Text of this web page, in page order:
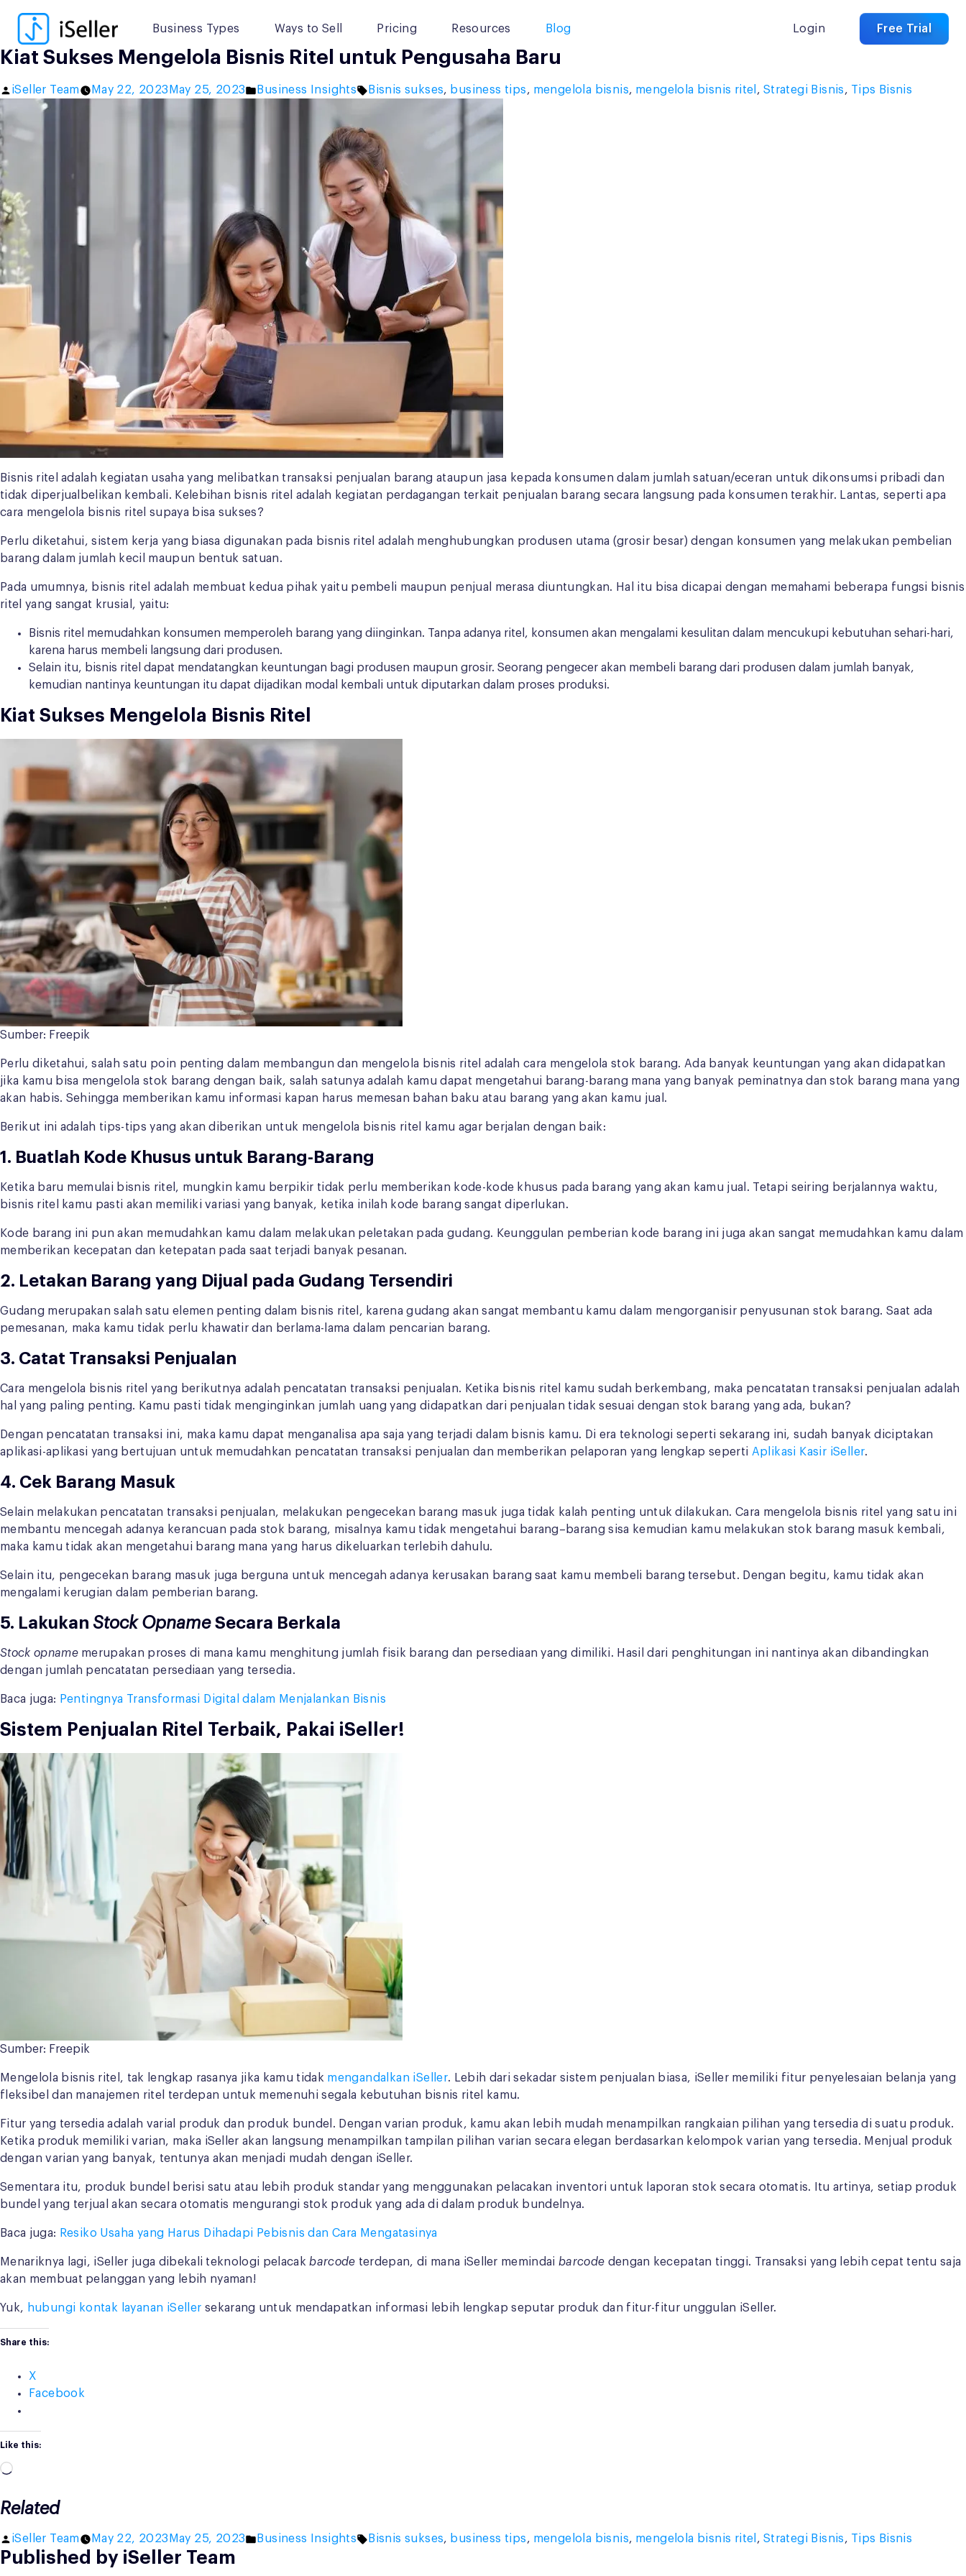
Business Types Ways to Sell Pricing Resources Blog Login Free Trial
content
Kiat Sukses Mengelola Bisnis Ritel untuk Pengusaha Baru
Posted
iSeller Team May 22, 2023 May 25, 2023
Posted
Business Insights Tags:
Bisnis sukses, business tips, mengelola bisnis, mengelola bisnis ritel , Strategi Bisnis, Tips Bisnis
Bisnis ritel adalah kegiatan usaha yang melibatkan transaksi penjualan barang ataupun jasa kepada konsumen dalam jumlah satuan/eceran untuk dikonsumsi pribadi dan
tidak diperjualbelikan kembali. Kelebihan bisnis ritel adalah kegiatan perdagangan terkait penjualan barang secara langsung pada konsumen terakhir. Lantas, seperti apa
cara mengelola bisnis ritel supaya bisa sukses?
Perlu diketahui, sistem kerja yang biasa digunakan pada bisnis ritel adalah menghubungkan produsen utama (grosir besar) dengan konsumen yang melakukan pembelian
barang dalam jumlah kecil maupun bentuk satuan.
Pada umumnya, bisnis ritel adalah membuat kedua pihak yaitu pembeli maupun penjual merasa diuntungkan. Hal itu bisa dicapai dengan memahami beberapa fungsi bisnis
ritel yang sangat krusial, yaitu:
Bisnis ritel memudahkan konsumen memperoleh barang yang diinginkan. Tanpa adanya ritel, konsumen akan mengalami kesulitan dalam mencukupi kebutuhan sehari-hari,
karena harus membeli langsung dari produsen.
Selain itu, bisnis ritel dapat mendatangkan keuntungan bagi produsen maupun grosir. Seorang pengecer akan membeli barang dari produsen dalam jumlah banyak,
kemudian nantinya keuntungan itu dapat dijadikan modal kembali untuk diputarkan dalam proses produksi.
Kiat Sukses Mengelola Bisnis Ritel
Sumber: Freepik
Perlu diketahui, salah satu poin penting dalam membangun dan mengelola bisnis ritel adalah cara mengelola stok barang. Ada banyak keuntungan yang akan didapatkan
jika kamu bisa mengelola stok barang dengan baik, salah satunya adalah kamu dapat mengetahui barang-barang mana yang banyak peminatnya dan stok barang mana yang
akan habis. Sehingga memberikan kamu informasi kapan harus memesan bahan baku atau barang yang akan kamu jual.
Berikut ini adalah tips-tips yang akan diberikan untuk mengelola bisnis ritel kamu agar berjalan dengan baik:
1. Buatlah Kode Khusus untuk Barang-Barang
Ketika baru memulai bisnis ritel, mungkin kamu berpikir tidak perlu memberikan kode-kode khusus pada barang yang akan kamu jual. Tetapi seiring berjalannya waktu,
bisnis ritel kamu pasti akan memiliki variasi yang banyak, ketika inilah kode barang sangat diperlukan.
Kode barang ini pun akan memudahkan kamu dalam melakukan peletakan pada gudang. Keunggulan pemberian kode barang ini juga akan sangat memudahkan kamu dalam
memberikan kecepatan dan ketepatan pada saat terjadi banyak pesanan.
2. Letakan Barang yang Dijual pada Gudang Tersendiri
Gudang merupakan salah satu elemen penting dalam bisnis ritel, karena gudang akan sangat membantu kamu dalam mengorganisir penyusunan stok barang. Saat ada
pemesanan, maka kamu tidak perlu khawatir dan berlama-lama dalam pencarian barang.
3. Catat Transaksi Penjualan
Cara mengelola bisnis ritel yang berikutnya adalah pencatatan transaksi penjualan. Ketika bisnis ritel kamu sudah berkembang, maka pencatatan transaksi penjualan adalah
hal yang paling penting. Kamu pasti tidak menginginkan jumlah uang yang didapatkan dari penjualan tidak sesuai dengan stok barang yang ada, bukan?
Dengan pencatatan transaksi ini, maka kamu dapat menganalisa apa saja yang terjadi dalam bisnis kamu. Di era teknologi seperti sekarang ini, sudah banyak diciptakan
aplikasi-aplikasi yang bertujuan untuk memudahkan pencatatan transaksi penjualan dan memberikan pelaporan yang lengkap seperti Aplikasi Kasir iSeller.
4. Cek Barang Masuk
Selain melakukan pencatatan transaksi penjualan, melakukan pengecekan barang masuk juga tidak kalah penting untuk dilakukan. Cara mengelola bisnis ritel yang satu ini
membantu mencegah adanya kerancuan pada stok barang, misalnya kamu tidak mengetahui barang–barang sisa kemudian kamu melakukan stok barang masuk kembali,
maka kamu tidak akan mengetahui barang mana yang harus dikeluarkan terlebih dahulu.
Selain itu, pengecekan barang masuk juga berguna untuk mencegah adanya kerusakan barang saat kamu membeli barang tersebut. Dengan begitu, kamu tidak akan
mengalami kerugian dalam pemberian barang.
5. Lakukan Stock Opname Secara Berkala
Stock opname merupakan proses di mana kamu menghitung jumlah fisik barang dan persediaan yang dimiliki. Hasil dari penghitungan ini nantinya akan dibandingkan
dengan jumlah pencatatan persediaan yang tersedia.
Baca juga: Pentingnya Transformasi Digital dalam Menjalankan Bisnis
Sistem Penjualan Ritel Terbaik, Pakai iSeller!
Sumber: Freepik
Mengelola bisnis ritel, tak lengkap rasanya jika kamu tidak mengandalkan iSeller. Lebih dari sekadar sistem penjualan biasa, iSeller memiliki fitur penyelesaian belanja yang
fleksibel dan manajemen ritel terdepan untuk memenuhi segala kebutuhan bisnis ritel kamu.
Fitur yang tersedia adalah varial produk dan produk bundel. Dengan varian produk, kamu akan lebih mudah menampilkan rangkaian pilihan yang tersedia di suatu produk.
Ketika produk memiliki varian, maka iSeller akan langsung menampilkan tampilan pilihan varian secara elegan berdasarkan kelompok varian yang tersedia. Menjual produk
dengan varian yang banyak, tentunya akan menjadi mudah dengan iSeller.
Sementara itu, produk bundel berisi satu atau lebih produk standar yang menggunakan pelacakan inventori untuk laporan stok secara otomatis. Itu artinya, setiap produk
bundel yang terjual akan secara otomatis mengurangi stok produk yang ada di dalam produk bundelnya.
Baca juga: Resiko Usaha yang Harus Dihadapi Pebisnis dan Cara Mengatasinya
Menariknya lagi, iSeller juga dibekali teknologi pelacak barcode terdepan, di mana iSeller memindai barcode dengan kecepatan tinggi. Transaksi yang lebih cepat tentu saja
akan membuat pelanggan yang lebih nyaman!
Yuk, hubungi kontak layanan iSeller sekarang untuk mendapatkan informasi lebih lengkap seputar produk dan fitur-fitur unggulan iSeller.
Share this:
X
Facebook
Like this:
Loading…
Related
Posted
by
iSeller Team May 22, 2023 May 25, 2023
Posted
Business Insights Tags:
Bisnis sukses, business tips, mengelola bisnis, mengelola bisnis ritel , Strategi Bisnis, Tips Bisnis
Published by iSeller Team